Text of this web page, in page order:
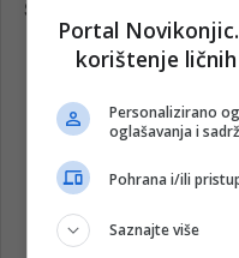
Portal
korištenje
Personalizirano
oglašavanja i
Pohrana i/ili
Saznajte više